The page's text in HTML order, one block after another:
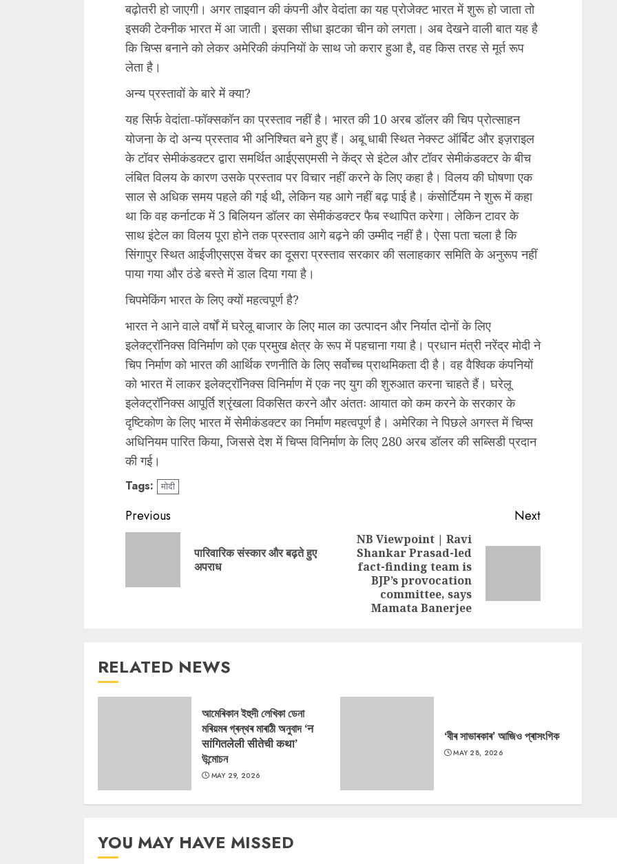
बढ़ोतरी हो जाएगी। अगर ताइवान की कंपनी और वेदांता का यह प्रोजेक्ट भारत में शुरू हो जाता तो
इसकी टेक्नीक भारत में आ जाती। इसका सीधा झटका चीन को लगता। अब देखने वाली बात यह है
कि चिप्स बनाने को लेकर अमेरिकी कंपनियों के साथ जो करार हुआ है, वह किस तरह से मूर्त रूप
लेता है।
अन्य प्रस्तावों के बारे में क्या?
यह सिर्फ वेदांता-फॉक्सकॉन का प्रस्ताव नहीं है। भारत की 10 अरब डॉलर की चिप प्रोत्साहन
योजना के दो अन्य प्रस्ताव भी अनिश्चित बने हुए हैं। अबू धाबी स्थित नेक्स्ट ऑर्बिट और इज़राइल
के टॉवर सेमीकंडक्टर द्वारा समर्थित आईएसएमसी ने केंद्र से इंटेल और टॉवर सेमीकंडक्टर के बीच
लंबित विलय के कारण उसके प्रस्ताव पर विचार नहीं करने के लिए कहा है। विलय की घोषणा एक
साल से अधिक समय पहले की गई थी, लेकिन यह आगे नहीं बढ़ पाई है। कंसोर्टियम ने शुरू में कहा
था कि वह कर्नाटक में 3 बिलियन डॉलर का सेमीकंडक्टर फैब स्थापित करेगा। लेकिन टावर के
साथ इंटेल का विलय पूरा होने तक प्रस्ताव आगे बढ़ने की उम्मीद नहीं है। ऐसा पता चला है कि
सिंगापुर स्थित आईजीएसएस वेंचर का दूसरा प्रस्ताव सरकार की सलाहकार समिति के अनुरूप नहीं
पाया गया और ठंडे बस्ते में डाल दिया गया है।
चिपमेकिंग भारत के लिए क्यों महत्वपूर्ण है?
भारत ने आने वाले वर्षों में घरेलू बाजार के लिए माल का उत्पादन और निर्यात दोनों के लिए
इलेक्ट्रॉनिक्स विनिर्माण को एक प्रमुख क्षेत्र के रूप में पहचाना गया है। प्रधान मंत्री नरेंद्र मोदी ने
चिप निर्माण को भारत की आर्थिक रणनीति के लिए सर्वोच्च प्राथमिकता दी है। वह वैश्विक कंपनियों
को भारत में लाकर इलेक्ट्रॉनिक्स विनिर्माण में एक नए युग की शुरुआत करना चाहते हैं। घरेलू
इलेक्ट्रॉनिक्स आपूर्ति श्रृंखला विकसित करने और अंततः आयात को कम करने के सरकार के
दृष्टिकोण के लिए भारत में सेमीकंडक्टर का निर्माण महत्वपूर्ण है। अमेरिका ने पिछले अगस्त में चिप्स
अधिनियम पारित किया, जिससे देश में चिप्स विनिर्माण के लिए 280 अरब डॉलर की सब्सिडी प्रदान
की गई।
Tags: मोदी
Continue
Reading
Previous
Previous
post:
पारिवारिक संस्कार और बढ़ते हुए
अपराध
Next
Next
NB Viewpoint | Ravi
Shankar Prasad-led
fact-finding team is
BJP’s provocation
committee, says
Mamata Banerjee
RELATED NEWS
আমেৰিকান ইহুদী লেখিকা ডেনা
মৰিয়মৰ গ্ৰন্থৰ মাৰাঠী অনুবাদ ‘न
सांगितलेली सीतेची कथा’
উন্মোচন
MAY 29, 2026
‘বীৰ সাভাৰকাৰ’ আজিও প্ৰাসংগিক
MAY 28, 2026
YOU MAY HAVE MISSED